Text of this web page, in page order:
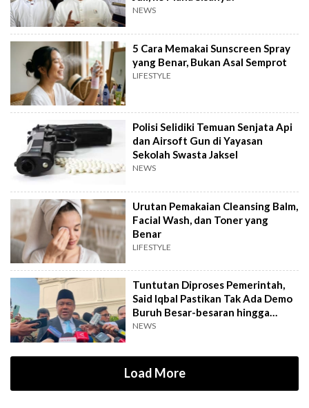
NEWS
5 Cara Memakai Sunscreen Spray
yang Benar, Bukan Asal Semprot
LIFESTYLE
Polisi Selidiki Temuan Senjata Api
dan Airsoft Gun di Yayasan
Sekolah Swasta Jaksel
NEWS
Urutan Pemakaian Cleansing Balm,
Facial Wash, dan Toner yang
Benar
LIFESTYLE
Tuntutan Diproses Pemerintah,
Said Iqbal Pastikan Tak Ada Demo
Buruh Besar-besaran hingga
September
NEWS
Load More